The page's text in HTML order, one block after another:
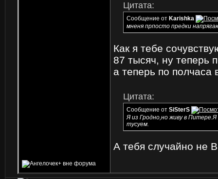
Цитата:
Сообщение от Karishka
мненя прпосто предки
Как я тебе
87 тысяч, ну теперь
а теперь по полчаса
Цитата:
Сообщение от SiSterS
Я из Гродно,но живу в
тусуем.
А тебя случайно не